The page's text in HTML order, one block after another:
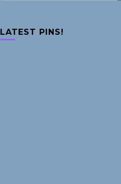
LATEST PINS!